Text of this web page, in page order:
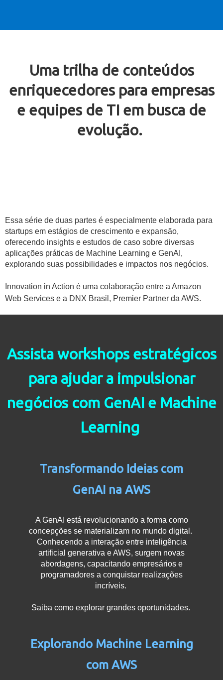
Uma trilha de conteúdos
enriquecedores para empresas
e equipes de TI em busca de
evolução.
Essa série de duas partes é especialmente elaborada para
startups em estágios de crescimento e expansão,
oferecendo insights e estudos de caso sobre diversas
aplicações práticas de Machine Learning e GenAI,
explorando suas possibilidades e impactos nos negócios.
Innovation in Action é uma colaboração entre a Amazon
Web Services e a DNX Brasil, Premier Partner da AWS.
Assista workshops estratégicos
para ajudar a impulsionar
negócios com GenAI e Machine
Learning
Transformando Ideias com
GenAI na AWS
A GenAI está revolucionando a forma como
concepções se materializam no mundo digital.
Conhecendo a interação entre inteligência
artificial generativa e AWS, surgem novas
abordagens, capacitando empresários e
programadores a conquistar realizações
incríveis.
Saiba como explorar grandes oportunidades.
Explorando Machine Learning
com AWS